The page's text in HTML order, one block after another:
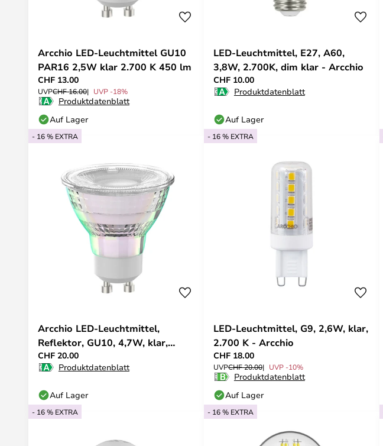
Arcchio LED-Leuchtmittel GU10
PAR16 2,5W klar 2.700 K 450 lm
CHF 13.00
UVPCHF 16.00 UVP -18%
Produktdatenblatt
Auf Lager
LED-Leuchtmittel, E27, A60,
3,8W, 2.700K, dim klar - Arcchio
CHF 10.00
Produktdatenblatt
Auf Lager
- 16 % EXTRA
Arcchio LED-Leuchtmittel,
Reflektor, GU10, 4,7W, klar,
2700K
CHF 20.00
Produktdatenblatt
Auf Lager
- 16 % EXTRA
LED-Leuchtmittel, G9, 2,6W, klar,
2.700 K - Arcchio
CHF 18.00
UVPCHF 20.00 UVP -10%
Produktdatenblatt
Auf Lager
- 16 % EXTRA - 16 % EXTRA